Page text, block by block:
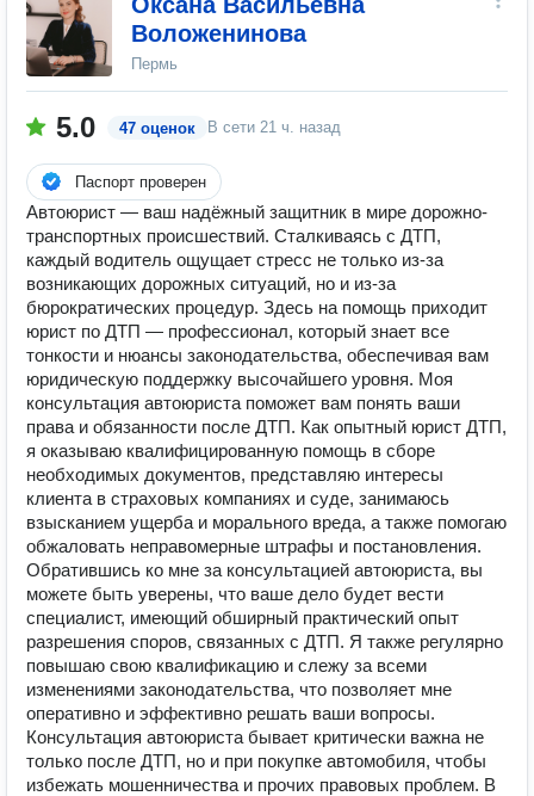
Воложенинова
Пермь
5.0 47 оценок В сети 21 ч. назад
Паспорт проверен
Автоюрист — ваш надёжный защитник в мире дорожно-
транспортных происшествий. Сталкиваясь с ДТП,
каждый водитель ощущает стресс не только из-за
возникающих дорожных ситуаций, но и из-за
бюрократических процедур. Здесь на помощь приходит
юрист по ДТП — профессионал, который знает все
тонкости и нюансы законодательства, обеспечивая вам
юридическую поддержку высочайшего уровня. Моя
консультация автоюриста поможет вам понять ваши
права и обязанности после ДТП. Как опытный юрист ДТП,
я оказываю квалифицированную помощь в сборе
необходимых документов, представляю интересы
клиента в страховых компаниях и суде, занимаюсь
взысканием ущерба и морального вреда, а также помогаю
обжаловать неправомерные штрафы и постановления.
Обратившись ко мне за консультацией автоюриста, вы
можете быть уверены, что ваше дело будет вести
специалист, имеющий обширный практический опыт
разрешения споров, связанных с ДТП. Я также регулярно
повышаю свою квалификацию и слежу за всеми
изменениями законодательства, что позволяет мне
оперативно и эффективно решать ваши вопросы.
Консультация автоюриста бывает критически важна не
только после ДТП, но и при покупке автомобиля, чтобы
избежать мошенничества и прочих правовых проблем. В